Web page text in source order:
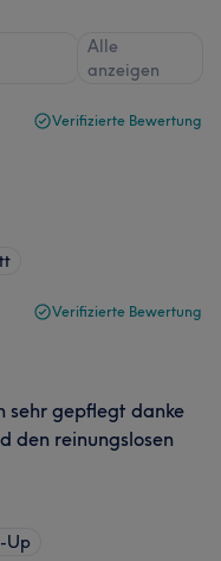
Alle
anzeigen
Verifizierte Bewertung
Verifizierte Bewertung
sehr gepflegt danke
den reinungslosen
Up